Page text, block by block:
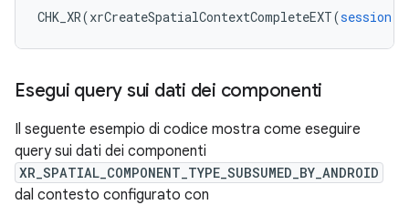
CHK_XR(xrCreateSpatialContextCompleteEXT(session
Esegui query sui dati dei componenti
Il seguente esempio di codice mostra come eseguire
query sui dati dei componenti
XR_SPATIAL_COMPONENT_TYPE_SUBSUMED_BY_ANDROID
dal contesto configurato con